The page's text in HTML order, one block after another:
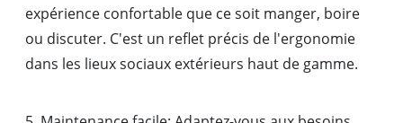
expérience confortable que ce soit manger, boire
ou discuter. C'est un reflet précis de l'ergonomie
dans les lieux sociaux extérieurs haut de gamme.